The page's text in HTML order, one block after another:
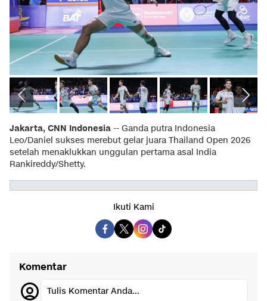
Jakarta, CNN Indonesia -- Ganda putra Indonesia
Leo/Daniel sukses merebut gelar juara Thailand Open 2026
setelah menaklukkan unggulan pertama asal India
Rankireddy/Shetty.
Ikuti Kami
Komentar
Tulis Komentar Anda...